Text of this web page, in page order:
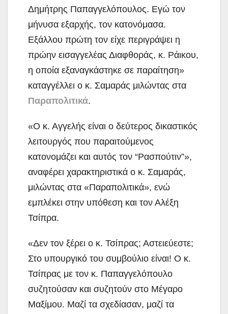
Δημήτρης Παπαγγελόπουλος. Εγώ τον
μήνυσα εξαρχής, τον κατονόμασα.
Εξάλλου πρώτη τον είχε περιγράψει η
πρώην εισαγγελέας Διαφθοράς, κ. Ράικου,
η οποία εξαναγκάστηκε σε παραίτηση»
καταγγέλλει ο κ. Σαμαράς μιλώντας στα
Παραπολιτικά.
«Ο κ. Αγγελής είναι ο δεύτερος δικαστικός
λειτουργός που παραιτούμενος
κατονομάζει και αυτός τον “Ρασπούτιν”»,
αναφέρει χαρακτηριστικά ο κ. Σαμαράς,
μιλώντας στα «Παραπολιτικά», ενώ
εμπλέκει στην υπόθεση και τον Αλέξη
Τσίπρα.
«Δεν τον ξέρει ο κ. Τσίπρας; Αστειεύεστε;
Στο υπουργικό του συμβούλιο είναι! Ο κ.
Τσίπρας με τον κ. Παπαγγελόπουλο
συζητούσαν και συζητούν στο Μέγαρο
Μαξίμου. Μαζί τα σχεδίασαν, μαζί τα